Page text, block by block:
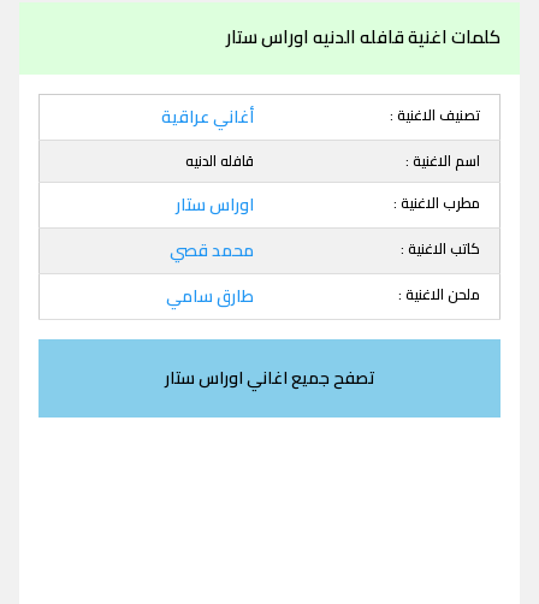
كلمات اغنية قافله الدنيه اوراس ستار
تصنيف الاغنية : أغاني عراقية
اسم الاغنية :
قافله الدنيه
مطرب الاغنية :
اوراس ستار
كاتب الاغنية : محمد قصي
ملحن الاغنية : طارق سامي
تصفح جميع اغاني اوراس ستار